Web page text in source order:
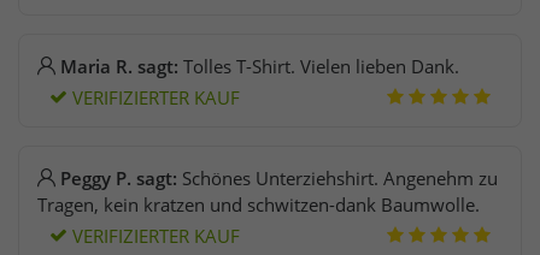
Maria R. sagt: Tolles T-Shirt. Vielen lieben Dank.
VERIFIZIERTER KAUF
Peggy P. sagt: Schönes Unterziehshirt. Angenehm zu
Tragen, kein kratzen und schwitzen-dank Baumwolle.
VERIFIZIERTER KAUF